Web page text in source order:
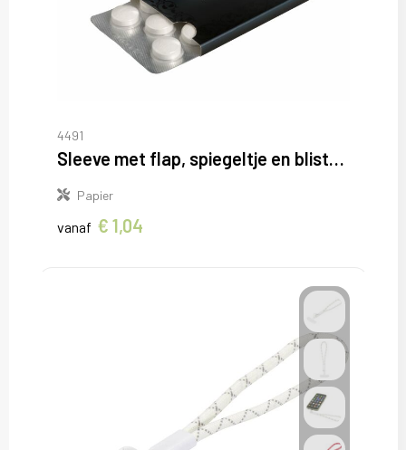
4491
Sleeve met flap, spiegeltje en blister met 10 Compli'mints
Papier
vanaf € 1,04